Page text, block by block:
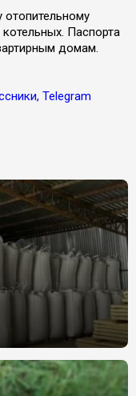
Паспорта
домам.
Telegram